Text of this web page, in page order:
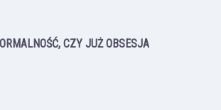
CZY JUŻ OBSESJA